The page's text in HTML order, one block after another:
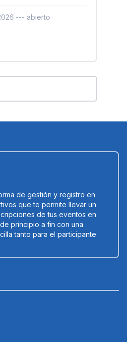
--- abierto
de gestión y registro en
que te permite llevar un
de tus eventos en
principio a fin con una
tanto para el participante